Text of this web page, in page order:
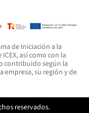
de Iniciación a la
así como con la
contribuido según la
empresa, su región y de
reservados.